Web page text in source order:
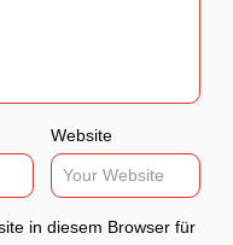
Website
in diesem Browser für